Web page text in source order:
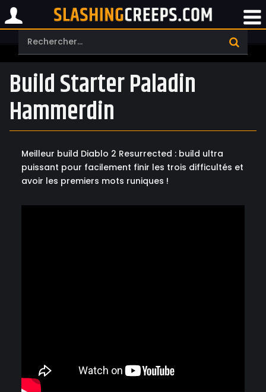
Build Starter Paladin
Hammerdin
Meilleur build Diablo 2 Resurrected : build ultra
puissant pour facilement finir les trois difficultés et
avoir les premiers mots runiques !